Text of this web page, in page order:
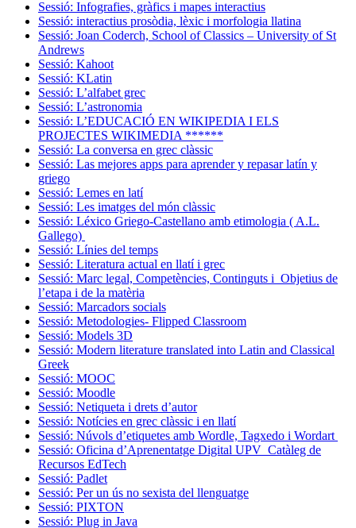
Sessió: Infografies, gràfics i mapes interactius
Sessió: interactius prosòdia, lèxic i morfologia llatina
Sessió: Joan Coderch, School of Classics – University of St
Andrews
Sessió: Kahoot
Sessió: KLatin
Sessió: L’alfabet grec
Sessió: L’astronomia
Sessió: L’EDUCACIÓ EN WIKIPEDIA I ELS
PROJECTES WIKIMEDIA ******
Sessió: La conversa en grec clàssic
Sessió: Las mejores apps para aprender y repasar latín y
griego
Sessió: Lemes en latí
Sessió: Les imatges del món clàssic
Sessió: Léxico Griego-Castellano amb etimologia ( A.L.
Gallego)
Sessió: Línies del temps
Sessió: Literatura actual en llatí i grec
Sessió: Marc legal, Competències, Continguts i Objetius de
l’etapa i de la matèria
Sessió: Marcadors socials
Sessió: Metodologies- Flipped Classroom
Sessió: Models 3D
Sessió: Modern literature translated into Latin and Classical
Greek
Sessió: MOOC
Sessió: Moodle
Sessió: Netiqueta i drets d’autor
Sessió: Notícies en grec clàssic i en llatí
Sessió: Núvols d’etiquetes amb Wordle, Tagxedo i Wordart
Sessió: Oficina d’Aprenentatge Digital UPV_Catàleg de
Recursos EdTech
Sessió: Padlet
Sessió: Per un ús no sexista del llenguatge
Sessió: PIXTON
Sessió: Plug in Java